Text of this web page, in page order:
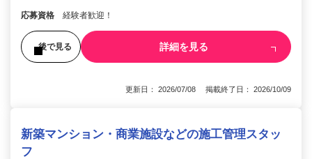
応募資格 経験者歓迎！
後で見る 詳細を見る
更新日： 2026/07/08 掲載終了日： 2026/10/09
新築マンション・商業施設などの施工管理スタッ
フ